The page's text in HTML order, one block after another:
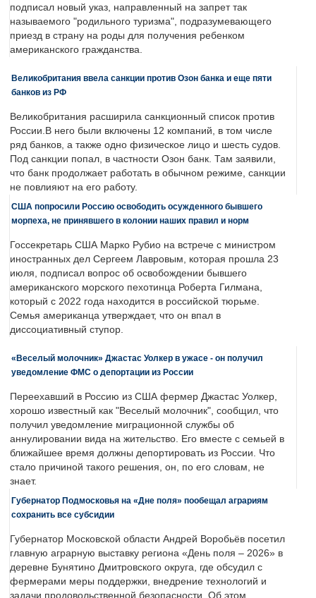
подписал новый указ, направленный на запрет так
называемого "родильного туризма", подразумевающего
приезд в страну на роды для получения ребенком
американского гражданства.
Великобритания ввела санкции против Озон банка и еще пяти
банков из РФ
Великобритания расширила санкционный список против
России.В него были включены 12 компаний, в том числе
ряд банков, а также одно физическое лицо и шесть судов.
Под санкции попал, в частности Озон банк. Там заявили,
что банк продолжает работать в обычном режиме, санкции
не повлияют на его работу.
США попросили Россию освободить осужденного бывшего
морпеха, не принявшего в колонии наших правил и норм
Госсекретарь США Марко Рубио на встрече с министром
иностранных дел Сергеем Лавровым, которая прошла 23
июля, подписал вопрос об освобождении бывшего
американского морского пехотинца Роберта Гилмана,
который с 2022 года находится в российской тюрьме.
Семья американца утверждает, что он впал в
диссоциативный ступор.
«Веселый молочник» Джастас Уолкер в ужасе - он получил
уведомление ФМС о депортации из России
Переехавший в Россию из США фермер Джастас Уолкер,
хорошо известный как "Веселый молочник", сообщил, что
получил уведомление миграционной службы об
аннулировании вида на жительство. Его вместе с семьей в
ближайшее время должны депортировать из России. Что
стало причиной такого решения, он, по его словам, не
знает.
Губернатор Подмосковья на «Дне поля» пообещал аграриям
сохранить все субсидии
Губернатор Московской области Андрей Воробьёв посетил
главную аграрную выставку региона «День поля – 2026» в
деревне Бунятино Дмитровского округа, где обсудил с
фермерами меры поддержки, внедрение технологий и
задачи продовольственной безопасности. Об этом